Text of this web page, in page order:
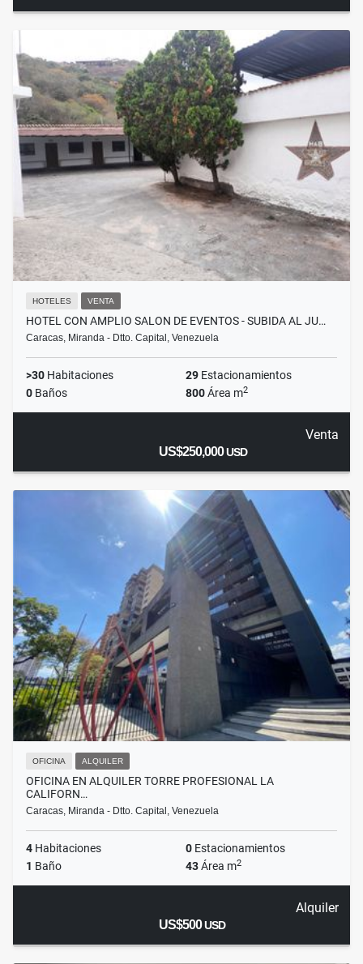
HOTELES VENTA
HOTEL CON AMPLIO SALON DE EVENTOS - SUBIDA AL JU…
Caracas, Miranda - Dtto. Capital, Venezuela
>30 Habitaciones 29 Estacionamientos
0 Baños 800Área m2
Venta
US$250,000USD
OFICINA ALQUILER
OFICINA EN ALQUILER TORRE PROFESIONAL LA
CALIFORN…
Caracas, Miranda - Dtto. Capital, Venezuela
4 Habitaciones 0 Estacionamientos
1 Baño 43Área m2
Alquiler
US$500USD